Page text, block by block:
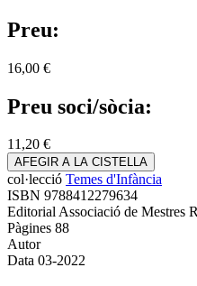
Preu:
16,00 €
Preu soci/sòcia:
11,20 €
AFEGIR A LA CISTELLA
col·lecció Temes d'Infància
ISBN 9788412279634
EditorialAssociació de Mestres
Pàgines 88
Autor
Data 03-2022